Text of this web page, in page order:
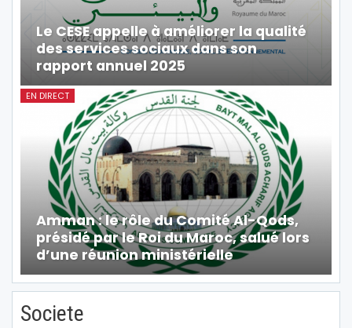
Le CESE appelle à améliorer la qualité
des services sociaux dans son
rapport annuel 2025
EN DIRECT
Amman : le rôle du Comité Al-Qods,
présidé par le Roi du Maroc, salué lors
d’une réunion ministérielle
Societe